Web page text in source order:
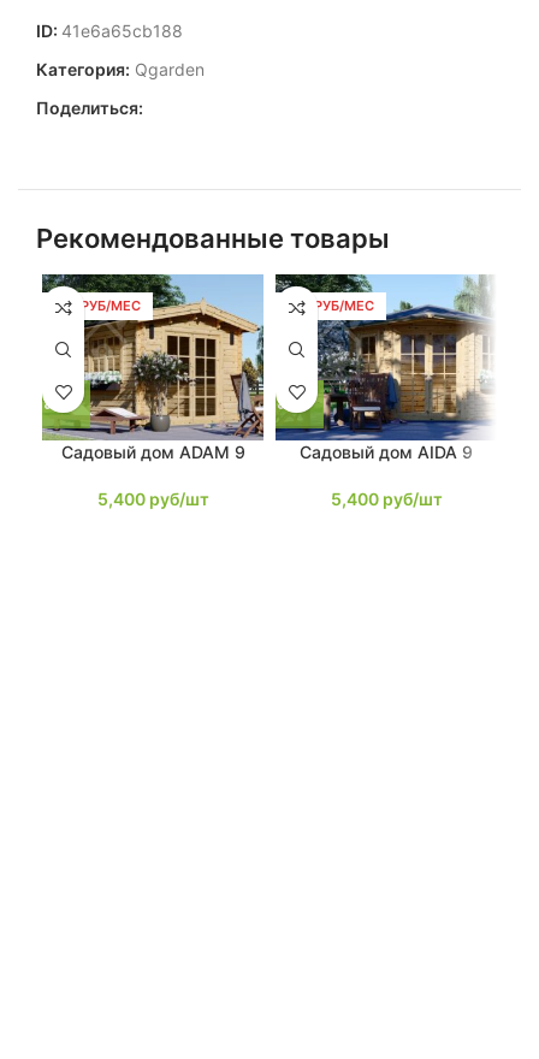
ID: 41e6a65cb188
Категория: Qgarden
Поделиться:
Рекомендованные товары
103 РУБ/МЕС
Садовый дом ADAM 9
5,400 руб/шт
103 РУБ/МЕС
Садовый дом AIDA 9
5,400 руб/шт